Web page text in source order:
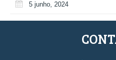
5 junho, 2024